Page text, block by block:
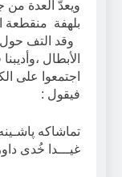
ويعدّ العدة من
وقد التف حول
الأبطال
اجتمعوا على
فيقول :
تماشاكه
غيـــدا خُدى